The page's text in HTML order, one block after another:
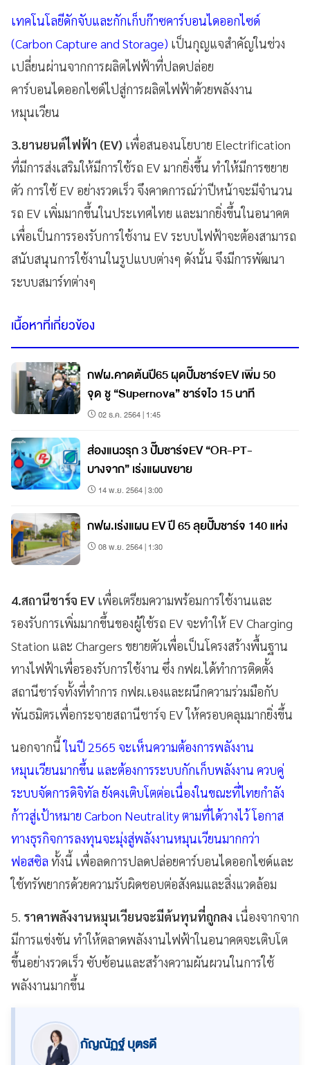
เทคโนโลยีดักจับและกักเก็บก๊าซคาร์บอนไดออกไซด์
(Carbon Capture and Storage) เป็นกุญแจสำคัญในช่วง
เปลี่ยนผ่านจากการผลิตไฟฟ้าที่ปลดปล่อย
คาร์บอนไดออกไซด์ไปสู่การผลิตไฟฟ้าด้วยพลังงาน
หมุนเวียน
3.ยานยนต์ไฟฟ้า (EV) เพื่อสนองนโยบาย Electrification
ที่มีการส่งเสริมให้มีการใช้รถ EV มากยิ่งขึ้น ทำให้มีการขยาย
ตัว การใช้ EV อย่างรวดเร็ว จึงคาดการณ์ว่าปีหน้าจะมีจำนวน
รถ EV เพิ่มมากขึ้นในประเทศไทย และมากยิ่งขึ้นในอนาคต
เพื่อเป็นการรองรับการใช้งาน EV ระบบไฟฟ้าจะต้องสามารถ
สนับสนุนการใช้งานในรูปแบบต่างๆ ดังนั้น จึงมีการพัฒนา
ระบบสมาร์ทต่างๆ
เนื้อหาที่เกี่ยวข้อง
กฟผ.คาดต้นปี65 ผุดปั๊มชาร์จEV เพิ่ม 50
จุด ชู “Supernova” ชาร์จไว 15 นาที
02 ธ.ค. 2564 | 1:45
ส่องแนวรุก 3 ปั๊มชาร์จEV “OR-PT-
บางจาก” เร่งแผนขยาย
14 พ.ย. 2564 | 3:00
กฟผ.เร่งแผน EV ปี 65 ลุยปั๊มชาร์จ 140 แห่ง
08 พ.ย. 2564 | 1:30
4.สถานีชาร์จ EV เพื่อเตรียมความพร้อมการใช้งานและ
รองรับการเพิ่มมากขึ้นของผู้ใช้รถ EV จะทำให้ EV Charging
Station และ Chargers ขยายตัวเพื่อเป็นโครงสร้างพื้นฐาน
ทางไฟฟ้าเพื่อรองรับการใช้งาน ซึ่ง กฟผ.ได้ทำการติดตั้ง
สถานีชาร์จทั้งที่ทำการ กฟผ.เองและผนึกความร่วมมือกับ
พันธมิตรเพื่อกระจายสถานีชาร์จ EV ให้ครอบคลุมมากยิ่งขึ้น
นอกจากนี้ในปี 2565 จะเห็นความต้องการพลังงาน
หมุนเวียนมากขึ้น และต้องการระบบกักเก็บพลังงาน ควบคู่
ระบบจัดการดิจิทัล ยังคงเติบโตต่อเนื่องในขณะที่ไทยกำลัง
ก้าวสู่เป้าหมาย Carbon Neutrality ตามที่ได้วางไว้ โอกาส
ทางธุรกิจการลงทุนจะมุ่งสู่พลังงานหมุนเวียนมากกว่า
ฟอสซิล ทั้งนี้ เพื่อลดการปลดปล่อยคาร์บอนไดออกไซด์และ
ใช้ทรัพยากรด้วยความรับผิดชอบต่อสังคมและสิ่งแวดล้อม
5. ราคาพลังงานหมุนเวียนจะมีต้นทุนที่ถูกลง เนื่องจากจาก
มีการแข่งขัน ทำให้ตลาดพลังงานไฟฟ้าในอนาคตจะเติบโต
ขึ้นอย่างรวดเร็ว ซับซ้อนและสร้างความผันผวนในการใช้
พลังงานมากขึ้น
กัญณัฏฐ์ บุตรดี